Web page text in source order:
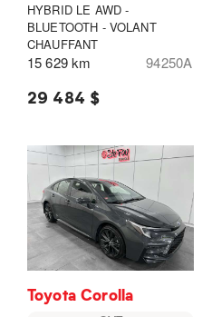
HYBRID LE AWD -
BLUETOOTH - VOLANT
CHAUFFANT
15 629 km 94250A
29 484 $
Toyota Corolla